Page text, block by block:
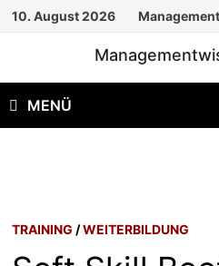
Zum10. August 2026
MENÜ
TRAINING /WEITERBILDUNG